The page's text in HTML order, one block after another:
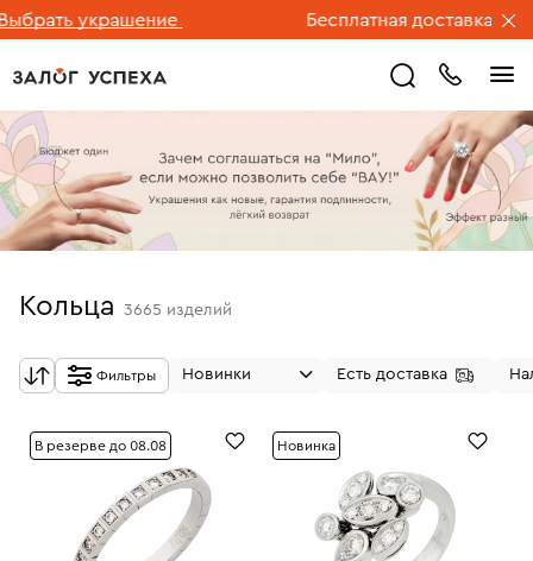
украшение Бесплатная доставка
Кольца 3665 изделий
Фильтры Новинки Есть доставка
В резерве до 08.08 Новинка